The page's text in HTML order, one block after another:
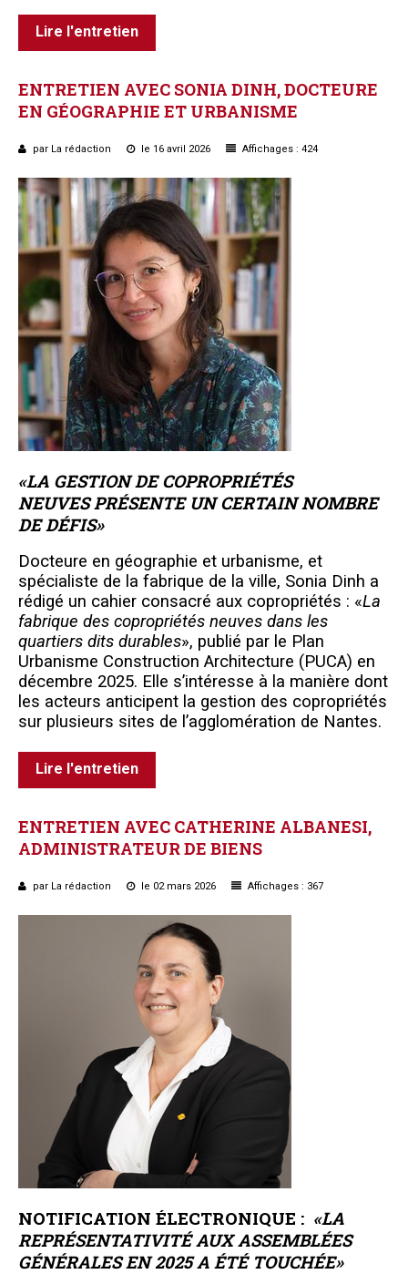
Lire l'entretien
ENTRETIEN AVEC SONIA DINH,DOCTEURE
EN GÉOGRAPHIE ET URBANISME
par La rédaction le 16 avril 2026 Affichages : 424
«LA GESTION DE COPROPRIÉTÉS
NEUVES PRÉSENTE UN CERTAIN NOMBRE
DE DÉFIS»
Docteure en géographie et urbanisme, et
spécialiste de la fabrique de la ville, Sonia Dinh a
rédigé un cahier consacré aux copropriétés : «La
fabrique des copropriétés neuves dans les
quartiers dits durables», publié par le Plan
Urbanisme Construction Architecture (PUCA) en
décembre 2025. Elle s’intéresse à la manière dont
les acteurs anticipent la gestion des copropriétés
sur plusieurs sites de l’agglomération de Nantes.
Lire l'entretien
ENTRETIEN AVEC CATHERINE ALBANESI,
ADMINISTRATEURDE BIENS
par La rédaction le 02 mars 2026 Affichages : 367
NOTIFICATION ÉLECTRONIQUE : «LA
REPRÉSENTATIVITÉ AUX ASSEMBLÉES
GÉNÉRALES EN 2025 A ÉTÉ TOUCHÉE»